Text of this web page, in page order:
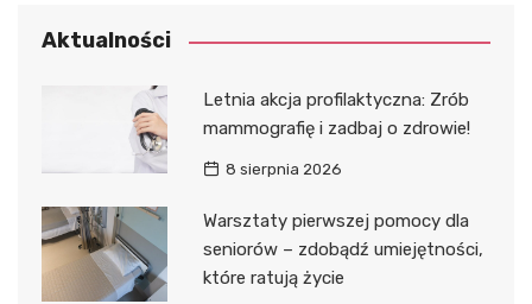
Aktualności
Letnia akcja profilaktyczna: Zrób
mammografię i zadbaj o zdrowie!
8 sierpnia 2026
Warsztaty pierwszej pomocy dla
seniorów – zdobądź umiejętności,
które ratują życie